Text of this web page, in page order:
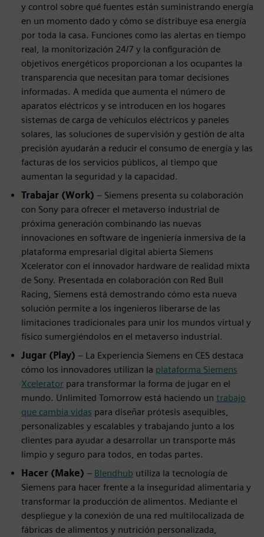
y control sobre qué fuentes están suministrando energía
en un momento dado y cómo se distribuye esa energía
por toda la casa. Funciones como las alertas en tiempo
real, la monitorización 24/7 y la configuración de
objetivos energéticos proporcionan a los ocupantes la
transparencia que necesitan para tomar decisiones
informadas. A medida que aumenta el número de
aparatos eléctricos y se introducen en los hogares
sistemas de carga de vehículos eléctricos y paneles
solares, las soluciones de supervisión y gestión de alta
precisión ayudarán a reducir el consumo de energía y las
facturas de los servicios públicos, al tiempo que
aumentan la seguridad y la capacidad.
Trabajar (Work) – Siemens presenta su colaboración
con Sony para ofrecer el metaverso industrial de
próxima generación combinando las nuevas
innovaciones en software de ingeniería inmersiva de la
plataforma empresarial digital abierta Siemens
Xcelerator con el innovador hardware de realidad mixta
de Sony. Presentada en colaboración con Red Bull
Racing, Siemens está demostrando cómo esta nueva
solución permite a los ingenieros liberarse de las
limitaciones tradicionales para unir los mundos virtual y
físico sumergiéndolos en el metaverso industrial.
Jugar (Play) – La Experiencia Siemens en CES destaca
cómo los innovadores utilizan la plataforma Siemens
Xcelerator para transformar la forma de jugar en el
mundo. Unlimited Tomorrow está haciendo un trabajo
que cambia vidas para diseñar prótesis asequibles,
personalizables y escalables y trabajando junto a los
clientes para ayudar a desarrollar un transporte más
limpio y seguro para todos, en todas partes.
Hacer (Make) – Blendhub utiliza la tecnología de
Siemens para hacer frente a la inseguridad alimentaria y
transformar la producción de alimentos. Mediante el
despliegue y la conexión de una red multilocalizada de
fábricas de alimentos y nutrición personalizada,